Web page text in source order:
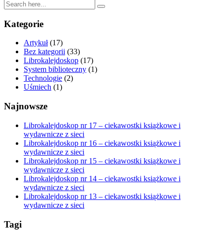
Kategorie
Artykuł(17)
Bez kategorii (33)
Librokalejdoskop (17)
System biblioteczny (1)
Technologie (2)
Uśmiech (1)
Najnowsze
Librokalejdoskop nr 17 – ciekawostki książkowe i
wydawnicze z sieci
Librokalejdoskop nr 16 – ciekawostki książkowe i
wydawnicze z sieci
Librokalejdoskop nr 15 – ciekawostki książkowe i
wydawnicze z sieci
Librokalejdoskop nr 14 – ciekawostki książkowe i
wydawnicze z sieci
Librokalejdoskop nr 13 – ciekawostki książkowe i
wydawnicze z sieci
Tagi